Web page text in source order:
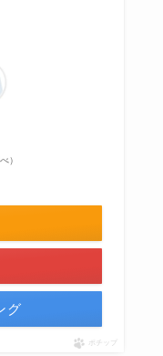
）
グ
ポチップ